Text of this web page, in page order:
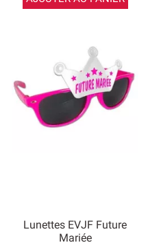
Lunettes EVJF Future
Mariée